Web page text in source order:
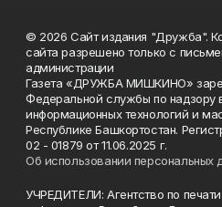
© 2026 Сайт издания "Дружба".
сайта разрешено только с
администрации
Газета «ДРУЖБА МИШКИНО»
Федеральной службы по надзору
информационных технологий и
Республике Башкортостан.
02 - 01879 от 11.06.2025 г.
Об использовании персональных
УЧРЕДИТЕЛИ: Агентство по